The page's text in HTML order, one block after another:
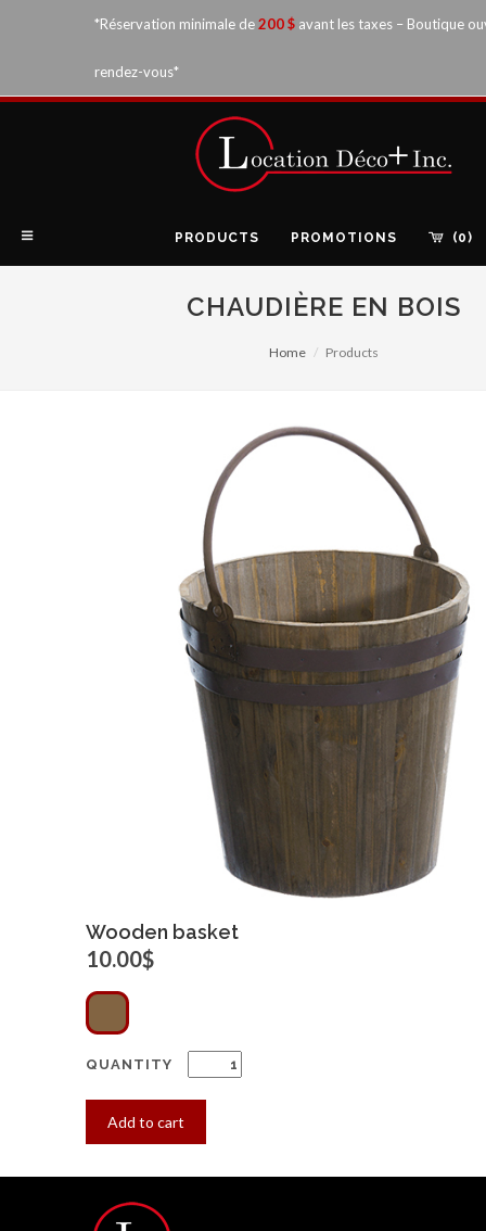
*Réservation minimale de200 $avant les taxes – Boutique
rendez-vous*
PRODUCTS PROMOTIONS (0)
CHAUDIÈRE EN BOIS
Home Products
Wooden basket
10.00$
QUANTITY
Add to cart